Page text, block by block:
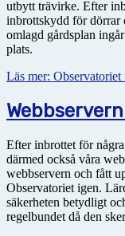
utbytt trävirke. Efter
inbrottskydd för dörrar
omlagd gårdsplan
plats.
Läs mer:
Efter inbrottet för
därmed också våra
webbservern och fått
Observatoriet igen.
säkerheten betydligt
regelbundet då den